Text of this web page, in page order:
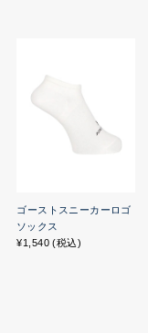
ゴーストスニーカーロゴ
ソックス
¥1,540 (税込)